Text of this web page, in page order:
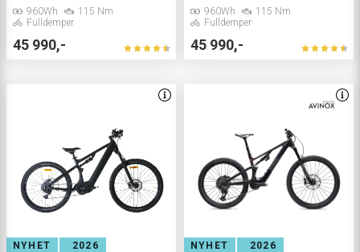
960Wh
115 Nm
Fulldemper
45 990,-
960Wh
115 Nm
Fulldemper
45 990,-
NYHET 2026 NYHET 2026